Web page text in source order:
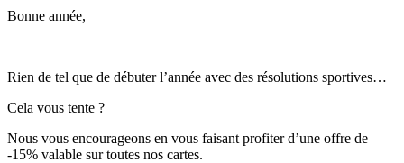
Bonne année,
Rien de tel que de débuter l’année avec des résolutions sportives…
Cela vous tente ?
Nous vous encourageons en vous faisant profiter d’une offre de
-15% valable sur toutes nos cartes.